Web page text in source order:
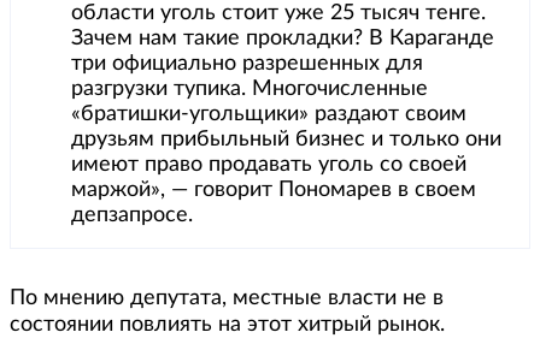
области уголь стоит уже 25 тысяч тенге.
Зачем нам такие прокладки? В Караганде
три официально разрешенных для
разгрузки тупика. Многочисленные
«братишки-угольщики» раздают своим
друзьям прибыльный бизнес и только они
имеют право продавать уголь со своей
маржой», — говорит Пономарев в своем
депзапросе.
По мнению депутата, местные власти не в
состоянии повлиять на этот хитрый рынок.